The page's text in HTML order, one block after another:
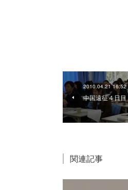
2010.04.21 16:52
中国遠征４日
関連記事